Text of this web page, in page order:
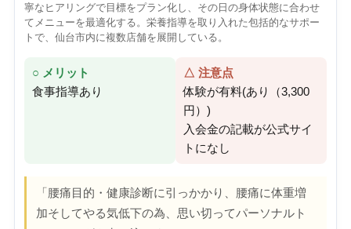
寧なヒアリングで目標をプラン化し、その日の身体状態に合わせ
てメニューを最適化する。栄養指導を取り入れた包括的なサポー
トで、仙台市内に複数店舗を展開している。
○ メリット
食事指導あり
△ 注意点
体験が有料(あり（3,300
円）)
入会金の記載が公式サイ
トになし
「腰痛目的・健康診断に引っかかり、腰痛に体重増
加そしてやる気低下の為、思い切ってパーソナルト